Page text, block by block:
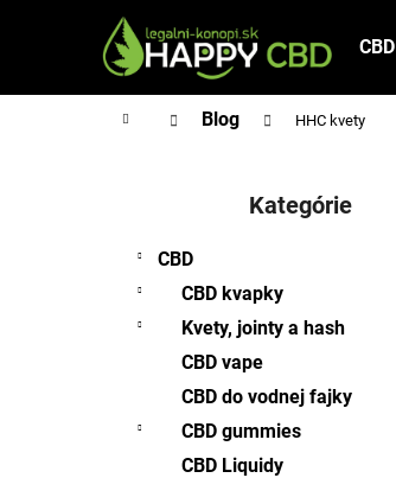
CBD
DomovBlog HHC kvety
Kategórie
CBD
CBD kvapky
Kvety, jointy a hash
CBD vape
CBD do vodnej fajky
CBD gummies
CBD Liquidy
Späť
do
Späť
do